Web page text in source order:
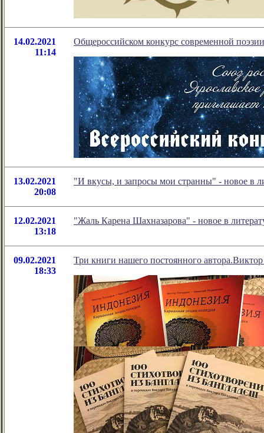
14.02.2021
11:14
Общероссийском конкурс современной
13.02.2021
20:08
"И вкусы, и запросы мои странны" - новое в
12.02.2021
13:18
"Жаль Карена Шахназарова" - новое в
09.02.2021
18:33
Три книги нашего постоянного